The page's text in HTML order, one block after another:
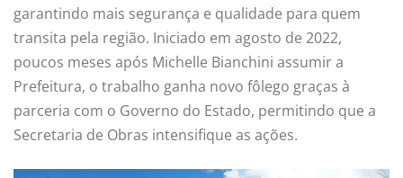
garantindo mais segurança e qualidade para quem
transita pela região. Iniciado em agosto de 2022,
poucos meses após Michelle Bianchini assumir a
Prefeitura, o trabalho ganha novo fôlego graças à
parceria com o Governo do Estado, permitindo que a
Secretaria de Obras intensifique as ações.